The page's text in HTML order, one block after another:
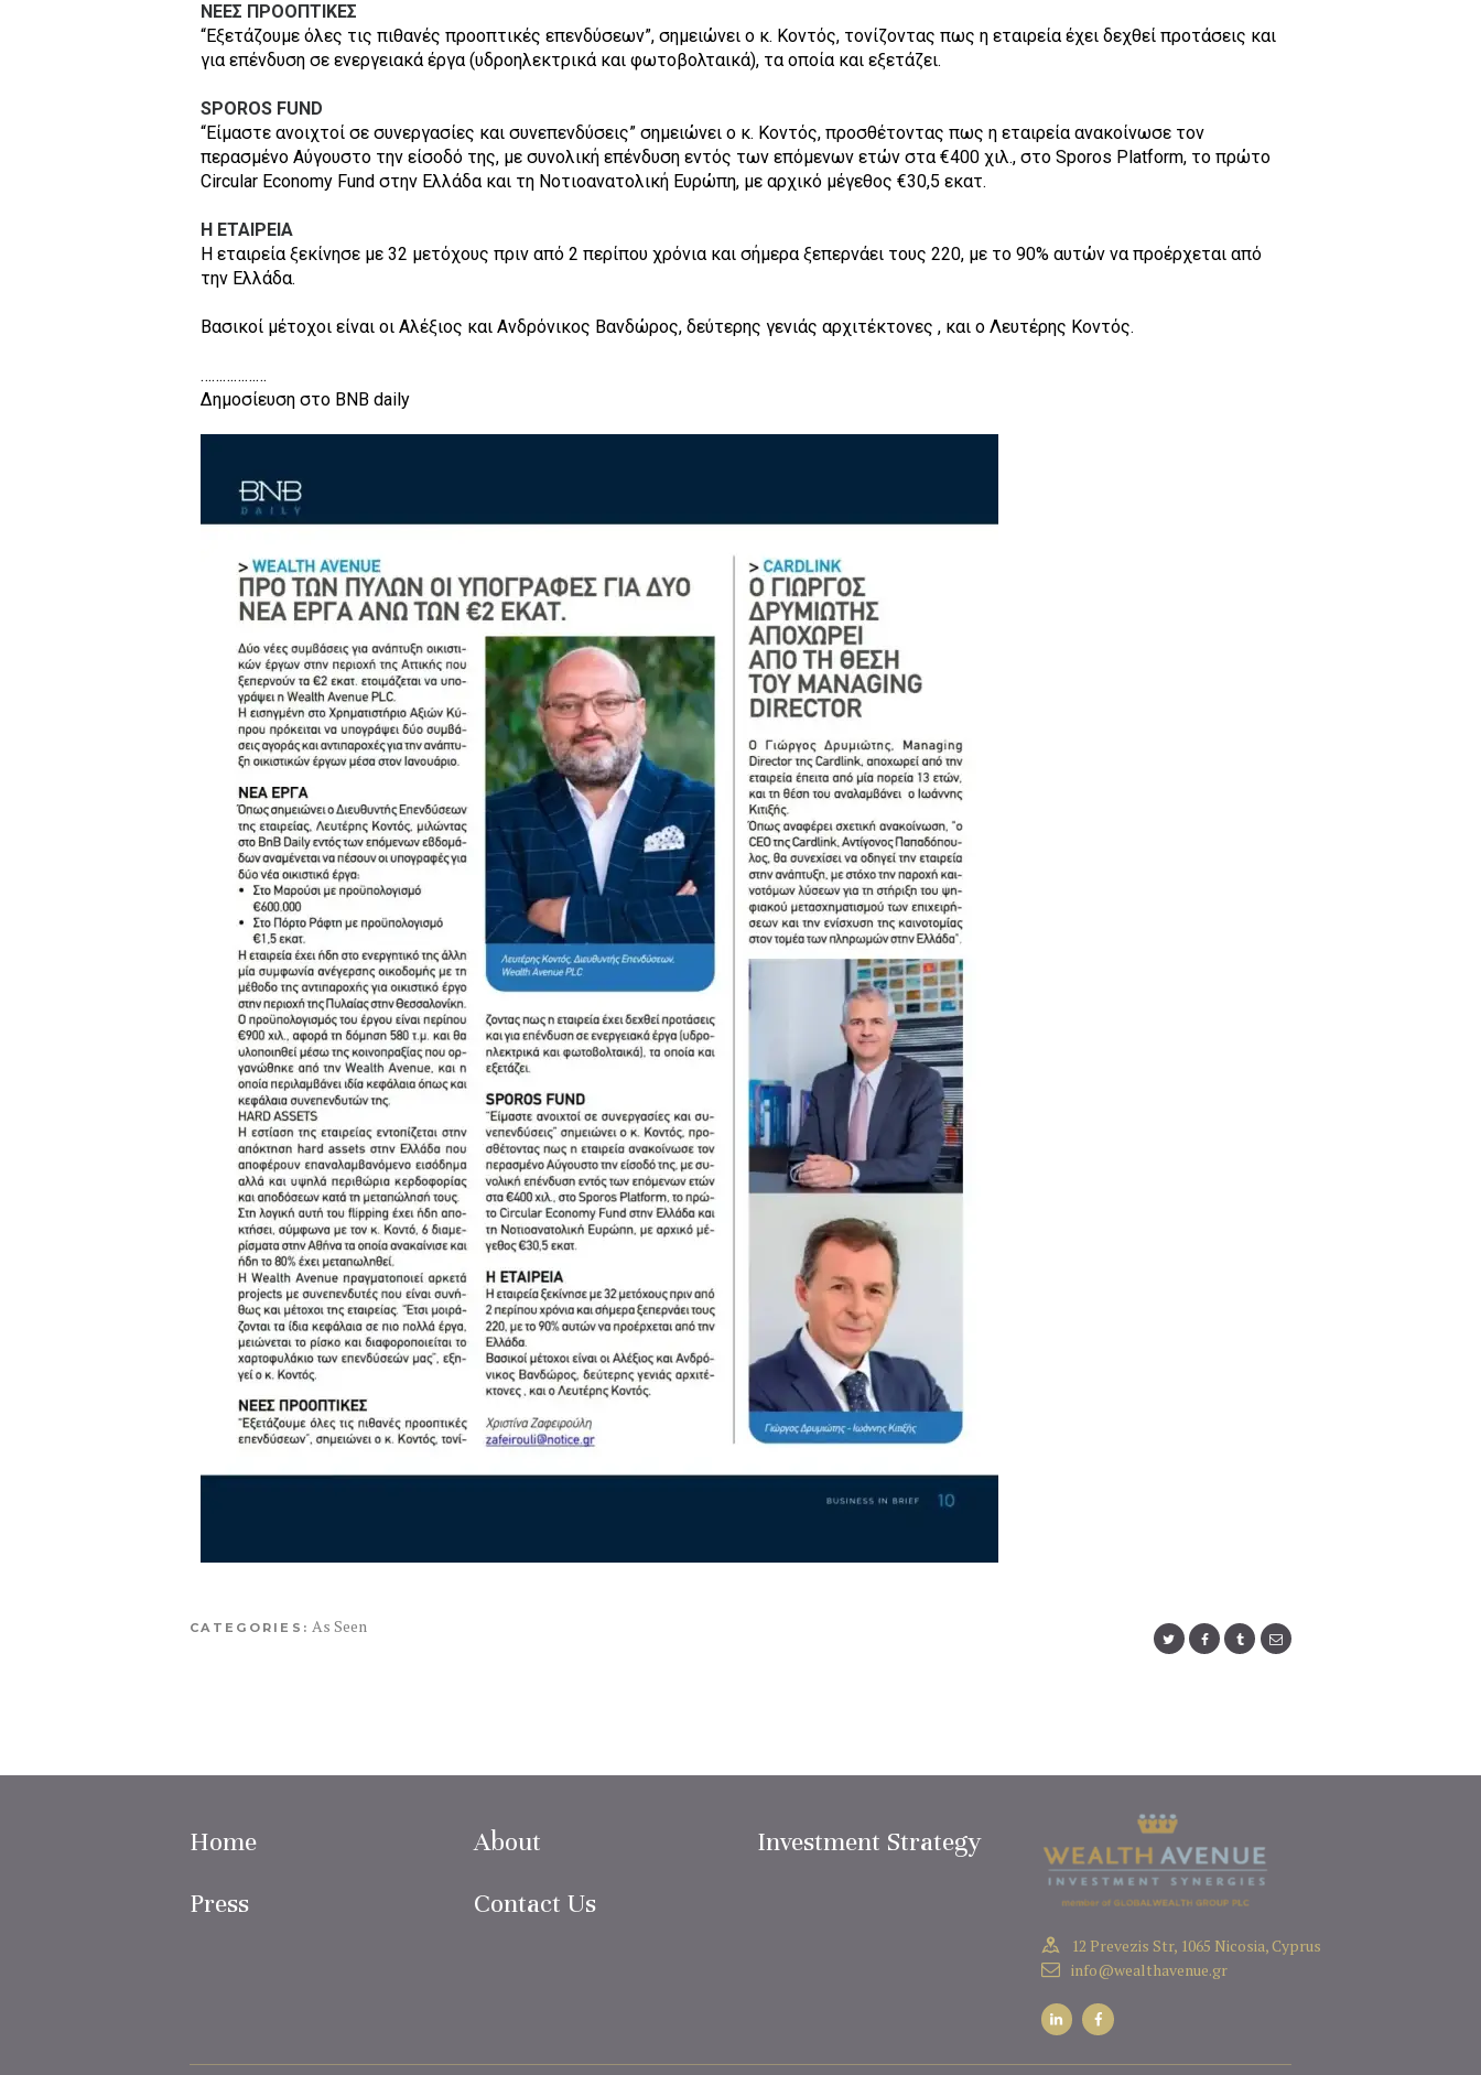
ΝΕΕΣ ΠΡΟΟΠΤΙΚΕΣ
“Εξετάζουμε όλες τις πιθανές προοπτικές επενδύσεων”, σημειώνει ο κ. Κοντός, τονίζοντας πως η εταιρεία έχει δεχθεί προτάσεις και
για επένδυση σε ενεργειακά έργα (υδροηλεκτρικά και φωτοβολταικά), τα οποία και εξετάζει.
SPOROS FUND
“Είμαστε ανοιχτοί σε συνεργασίες και συνεπενδύσεις” σημειώνει ο κ. Κοντός, προσθέτοντας πως η εταιρεία ανακοίνωσε τον
περασμένο Αύγουστο την είσοδό της, με συνολική επένδυση εντός των επόμενων ετών στα €400 χιλ., στο Sporos Platform, το πρώτο
Circular Economy Fund στην Ελλάδα και τη Νοτιοανατολική Ευρώπη, με αρχικό μέγεθος €30,5 εκατ.
Η ΕΤΑΙΡΕΙΑ
Η εταιρεία ξεκίνησε με 32 μετόχους πριν από 2 περίπου χρόνια και σήμερα ξεπερνάει τους 220, με το 90% αυτών να προέρχεται από
την Ελλάδα.
Βασικοί μέτοχοι είναι οι Αλέξιος και Ανδρόνικος Βανδώρος, δεύτερης γενιάς αρχιτέκτονες , και ο Λευτέρης Κοντός.
………………
Δημοσίευση στο BNB daily
CATEGORIES: As Seen
Home
Press
About
Contact Us
Investment Strategy
12 Prevezis Str, 1065 Nicosia, Cyprus
info@wealthavenue.gr